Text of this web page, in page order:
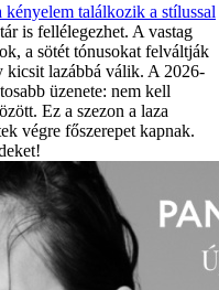
találkozik a stílussal
is fellélegezhet. A vastag
a sötét tónusokat felváltják
kicsit lazábbá válik. A 2026-
üzenete: nem kell
Ez a szezon a laza
végre főszerepet kapnak.